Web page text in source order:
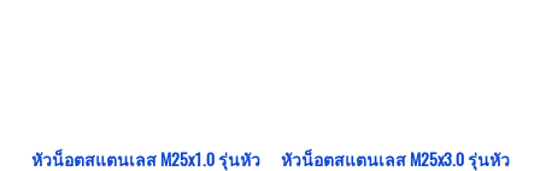
หัวน็อตสแตนเลส M25x1.0 รุ่นหัว
หัวน็อตสแตนเลส M25x3.0 รุ่นหัว